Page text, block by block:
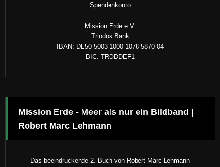
Spendenkonto
Mission Erde e.V.
Triodos Bank
IBAN: DE50 5003 1000 1078 5870 04
BIC: TRODDEF1
Mission Erde - Meer als nur ein Bildband |
Robert Marc Lehmann
Das beeindruckende 2. Buch von Robert Marc Lehmann